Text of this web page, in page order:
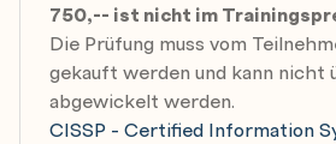
750,-- ist nicht im
Die Prüfung muss vom
gekauft werden und kann nicht
abgewickelt werden.
CISSP - Certified Information